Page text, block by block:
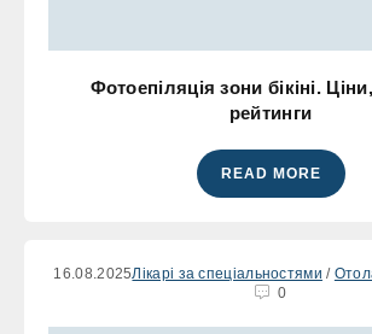
Фотоепіляція зони бікіні.
рейтинги
READ MORE
16.08.2025Лікарі за спеціальностями /
0